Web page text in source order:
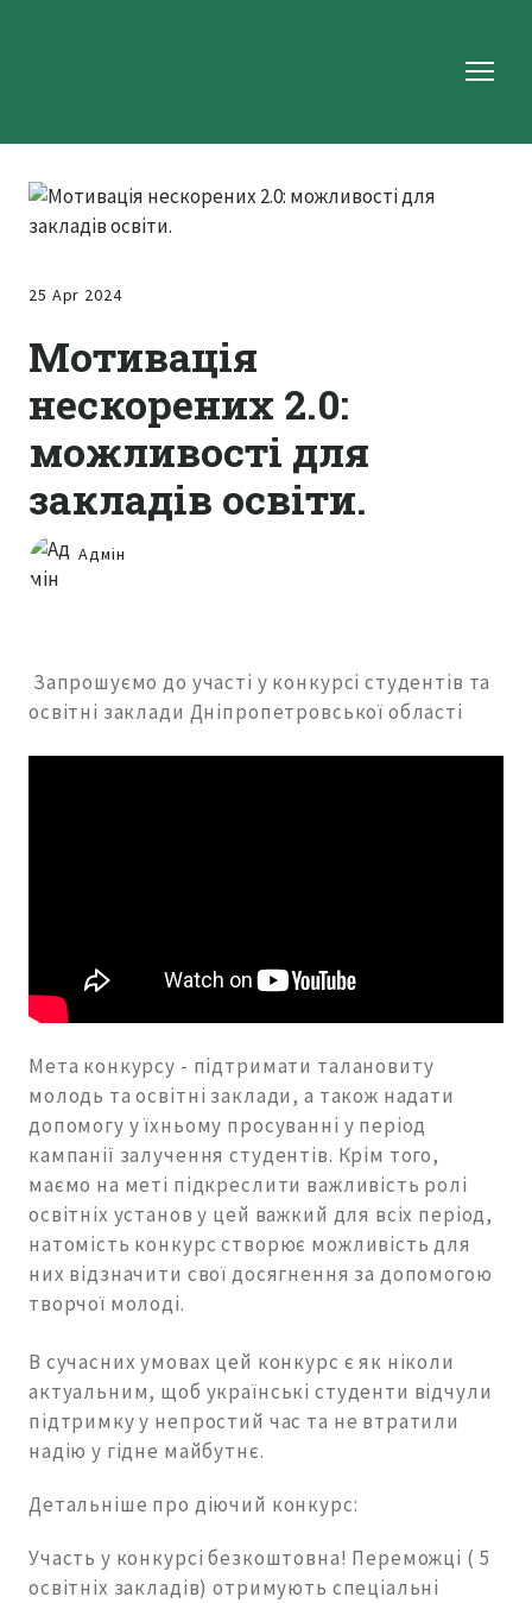
25 Apr 2024
Мотивація
нескорених 2.0:
можливості для
закладів освіти.
Адмін
Запрошуємо до участі у конкурсі студентів та
освітні заклади Дніпропетровської області
Мета конкурсу - підтримати талановиту
молодь та освітні заклади, а також надати
допомогу у їхньому просуванні у період
кампанії залучення студентів. Крім того,
маємо на меті підкреслити важливість ролі
освітніх установ у цей важкий для всіх період,
натомість конкурс створює можливість для
них відзначити свої досягнення за допомогою
творчої молоді.
В сучасних умовах цей конкурс є як ніколи
актуальним, щоб українські студенти відчули
підтримку у непростий час та не втратили
надію у гідне майбутнє.
Детальніше про діючий конкурс:
Участь у конкурсі безкоштовна! Переможці ( 5
освітніх закладів) отримують спеціальні